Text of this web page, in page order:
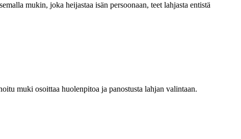
mukin, joka heijastaa isän persoonaan, teet lahjasta entistä
muki osoittaa huolenpitoa ja panostusta lahjan valintaan.